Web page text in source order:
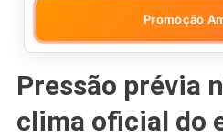
Promoção
Pressão prévia
clima oficial do